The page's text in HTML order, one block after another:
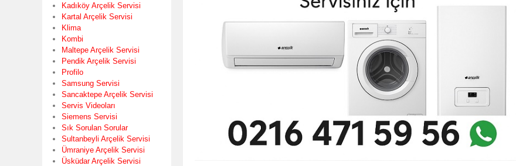
Kadıköy Arçelik Servisi
Kartal Arçelik Servisi
Klima
Kombi
Maltepe Arçelik Servisi
Pendik Arçelik Servisi
Profilo
Samsung Servisi
Sancaktepe Arçelik Servisi
Servis Videoları
Siemens Servisi
Sık Sorulan Sorular
Sultanbeyli Arçelik Servisi
Ümraniye Arçelik Servisi
Üsküdar Arçelik Servisi